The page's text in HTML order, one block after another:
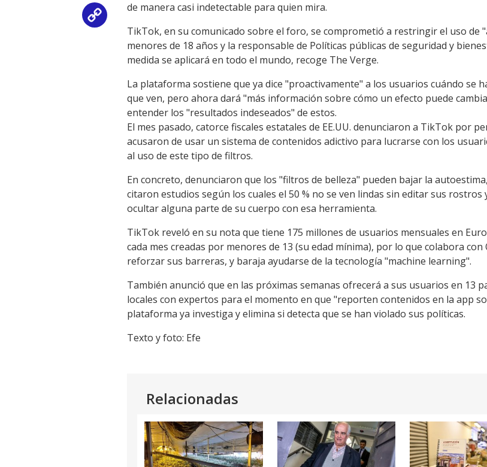
Link
de manera casi indetectable para quien mira.
TikTok, en su comunicado sobre el foro, se comprometió a restringir el uso de
menores de 18 años y la responsable de Políticas públicas de seguridad y
medida se aplicará en todo el mundo, recoge The Verge.
La plataforma sostiene que ya dice "proactivamente" a los usuarios cuándo se
que ven, pero ahora dará "más información sobre cómo un efecto puede
entender los "resultados indeseados" de estos.
El mes pasado, catorce fiscales estatales de EE.UU. denunciaron a TikTok por
acusaron de usar un sistema de contenidos adictivo para lucrarse con los
al uso de este tipo de filtros.
En concreto, denunciaron que los "filtros de belleza" pueden bajar la
citaron estudios según los cuales el 50 % no se ven lindas sin editar sus rostros
ocultar alguna parte de su cuerpo con esa herramienta.
TikTok reveló en su nota que tiene 175 millones de usuarios mensuales en
cada mes creadas por menores de 13 (su edad mínima), por lo que colabora
reforzar sus barreras, y baraja ayudarse de la tecnología "machine learning".
También anunció que en las próximas semanas ofrecerá a sus usuarios en 13
locales con expertos para el momento en que "reporten contenidos en la app
plataforma ya investiga y elimina si detecta que se han violado sus políticas.
Texto y foto: Efe
Relacionadas